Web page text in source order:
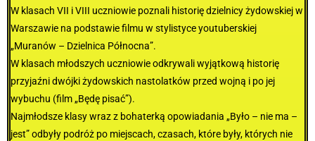
W klasach VII i VIII uczniowie poznali historię dzielnicy żydowskiej w
Warszawie na podstawie filmu w stylistyce youtuberskiej
„Muranów – Dzielnica Północna”.
W klasach młodszych uczniowie odkrywali wyjątkową historię
przyjaźni dwójki żydowskich nastolatków przed wojną i po jej
wybuchu (film „Będę pisać”).
Najmłodsze klasy wraz z bohaterką opowiadania „Było – nie ma –
jest” odbyły podróż po miejscach, czasach, które były, których nie